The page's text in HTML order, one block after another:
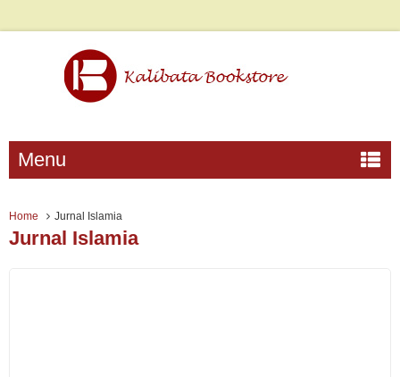
Menu
Home Jurnal Islamia
Jurnal Islamia